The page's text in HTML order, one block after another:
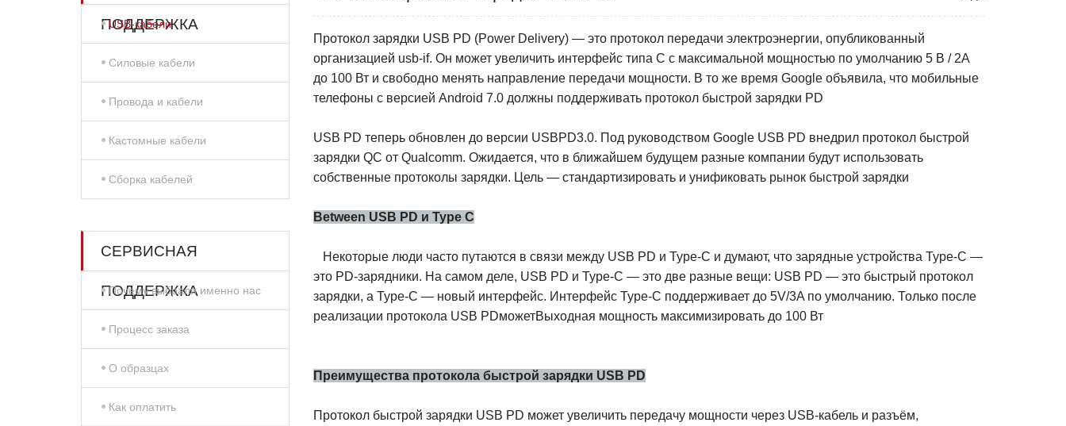
ПОДДЕРЖКА
USB-кабели
Силовые кабели
Провода и кабели
Кастомные кабели
Сборка кабелей
СЕРВИСНАЯ
ПОДДЕРЖКА
Почему выбрали именно нас
Процесс заказа
О образцах
Как оплатить
Протокол зарядки USB PD (Power Delivery) — это протокол передачи электроэнергии, опубликованный
организацией usb-if. Он может увеличить интерфейс типа C с максимальной мощностью по умолчанию 5 В / 2А
до 100 Вт и свободно менять направление передачи мощности. В то же время Google объявила, что мобильные
телефоны с версией Android 7.0 должны поддерживать протокол быстрой зарядки PD
USB PD теперь обновлен до версии USBPD3.0. Под руководством Google USB PD внедрил протокол быстрой
зарядки QC от Qualcomm. Ожидается, что в ближайшем будущем разные компании будут использовать
собственные протоколы зарядки. Цель — стандартизировать и унификовать рынок быстрой зарядки
Between USB PD и Type C
Некоторые люди часто путаются в связи между USB PD и Type-C и думают, что зарядные устройства Type-C —
это PD-зарядники. На самом деле, USB PD и Type-C — это две разные вещи: USB PD — это быстрый протокол
зарядки, а Type-C — новый интерфейс. Интерфейс Type-C поддерживает до 5V/3A по умолчанию. Только после
реализации протокола USB PDможетВыходная мощность максимизировать до 100 Вт
Преимущества протокола быстрой зарядки USB PD
Протокол быстрой зарядки USB PD может увеличить передачу мощности через USB-кабель и разъём,